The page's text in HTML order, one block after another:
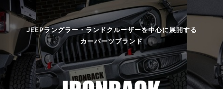
JEEPラングラー・ランドクルーザーを中心に展開する
カーパーツブランド